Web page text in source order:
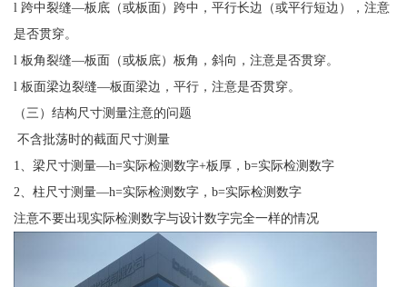
l 跨中裂缝—板底（或板面）跨中，平行长边（或平行短边），注意
是否贯穿。
l 板角裂缝—板面（或板底）板角，斜向，注意是否贯穿。
l 板面梁边裂缝—板面梁边，平行，注意是否贯穿。
（三）结构尺寸测量注意的问题
不含批荡时的截面尺寸测量
1、梁尺寸测量—h=实际检测数字+板厚，b=实际检测数字
2、柱尺寸测量—h=实际检测数字，b=实际检测数字
注意不要出现实际检测数字与设计数字完全一样的情况